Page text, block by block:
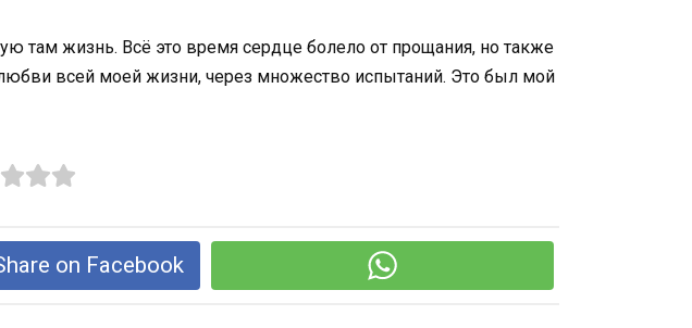
там жизнь. Всё это время сердце болело от прощания, но также
всей моей жизни, через множество испытаний. Это был мой
on Facebook